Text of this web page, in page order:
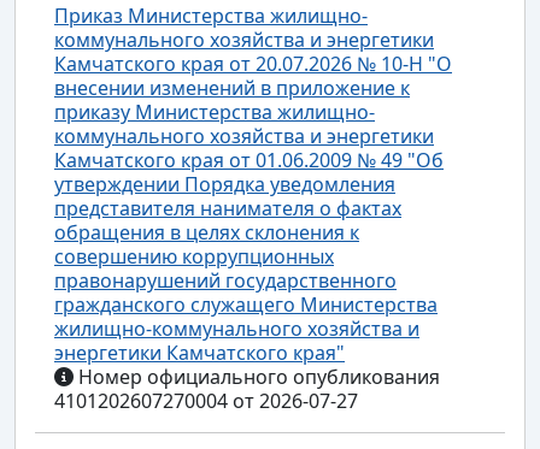
Приказ Министерства жилищно-
коммунального хозяйства и энергетики
Камчатского края от 20.07.2026 № 10-Н "О
внесении изменений в приложение к
приказу Министерства жилищно-
коммунального хозяйства и энергетики
Камчатского края от 01.06.2009 № 49 "Об
утверждении Порядка уведомления
представителя нанимателя о фактах
обращения в целях склонения к
совершению коррупционных
правонарушений государственного
гражданского служащего Министерства
жилищно-коммунального хозяйства и
энергетики Камчатского края"
Номер официального опубликования
4101202607270004 от 2026-07-27